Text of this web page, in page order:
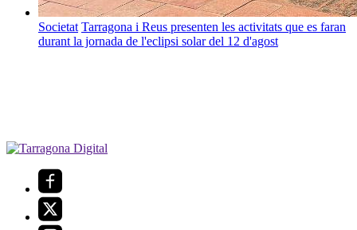
Societat Tarragona i Reus presenten les activitats que es faran
durant la jornada de l'eclipsi solar del 12 d'agost